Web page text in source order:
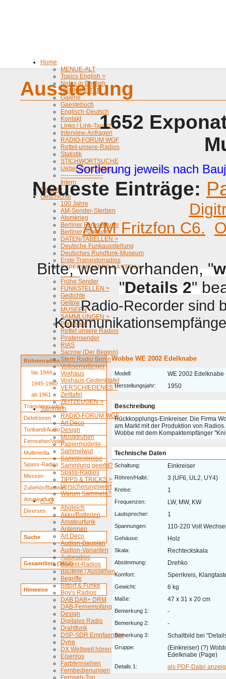
Home
MENUE-ALT
Topics English >
Notes in English
NEUIGKEITEN
Galerie
Gaestebuch
Englisch-Deutsch
Kontakt
Links / Link-Tausch
Interview-Anfragen
RADIO-FORUM WGF
Rettet-unsere-Radios
Statistik
STICHWORTSUCHE
Ueber diese Seiten
---------------------
Intern
Geraete
Geschichte
100 Jahre
AM-Sender-Sterben
Atomkrieg
Berliner Fernsehturm
Berliner Funkturm
DATEN/TABELLEN >
Deutsche Funkausstellung
Deutsches Rundfunk-Museum
Erste Transistorradios
EXPERIMENTIER-KÄSTEN >
Firmen
Frühe Sender
FUNKSTELLEN >
Gedichte
Geltow
MUSEEN
SAMMLUNGEN >
Personen
Rettet unsere Radios
Piratensender
RIAS
Sacrow (Der Beginn)
Stern Radio Berlin
Volksempfänger
Voxhaus
Voxhaus-Gedenktafel
VERSCHIEDENES >
Zeittafel
ZEITZEUGEN >
Sammeln
RADIO-FORUM WGF
Art Deco
Design
Musiktruhen
Papiermodelle
Sammelwut
Sammlerpreise
Sammlung geerbt?
Spass-Radios
TIPPS & TRICKS >
Versicherungswert
Warum Sammeln?
A - G
Abgleich
Akku/Batterien
Amateurfunk
Antennen
Art Deco
Audion-Bauplan
Audion-Varianten
Autoradios
Bakelit-Radios
Bauteile / Aussehen
Begriffe
Bittorf & Funke
Boy's Radios
DAB DAB+ DRM
DAB-Fernempfang
Design
Digitales Radio
Drahtfunk
DSP-SDR Empfaenger
Dyne
DX Weltweit hören
Eisenlos
Farbfernsehen
Fernbedienungen
Fernseh-Ton
Ausstellung
1652
Sortierung jeweils nach
Neueste Einträge:
AVM Fritzfon C6.
Bitte, wenn vorhanden, "
"Details 2"
Radio-Recorder sind
Röhrenradios
bis 1944
1945-1960
ab 1961
Transistorradios
Detektoren
Tonband/Audio
Fernseher/Video
Multimedia
Spass-Radios
Messen
Zubehör/Bauteile
Amateurfunk
Diverses
Suche
Gesamtliste (1652)
Hinweise
Wobbe WE 2002 Edelknabe
Modell: WE 2002 Edelknabe
Herstellungsjahr: 1950
Beschreibung
Rückkopplungs-Einkreiser. Die Firma
am Markt mit der Produktion von
Wobbe mit dem Kompaktempfänger
Technische Daten
Schaltung: Einkreiser
Röhren/Halbl.: 3 (UF6, UL2, UY4)
Kreise: 1
Frequenzen: LW, MW, KW
Lautsprecher: 1
Spannungen: 110-220 Volt
Gehäuse: Holz
Skala: Rechteckskala
Abstimmung: Drehko
Komfort: Sperrkreis,
Gewicht: 6 kg
Maße: 47 x 31 x 20 cm
Bemerkung 1: -
Bemerkung 2: -
Bemerkung 3: Schaltbild bei
Gruppe:
(Einkreiser) (?)
Edelknabe (Page)
Details 1: als PDF-Datei